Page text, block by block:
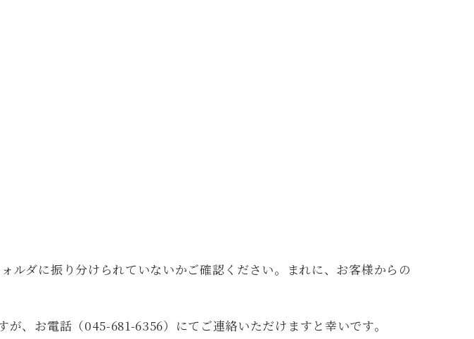
ルダに振り分けられていないかご確認ください。まれに、お客様からの
、お電話（045-681-6356）にてご連絡いただけますと幸いです。